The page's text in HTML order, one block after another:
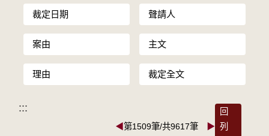
裁定日期 聲請人
案由 主文
理由 裁定全文
:::
◀第1509筆/共9617筆 ▶
回
列